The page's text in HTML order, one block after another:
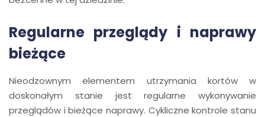
Regularne przeglądy i naprawy
bieżące
Nieodzownym elementem utrzymania kortów w
doskonałym stanie jest regularne wykonywanie
przeglądów i bieżące naprawy. Cykliczne kontrole stanu